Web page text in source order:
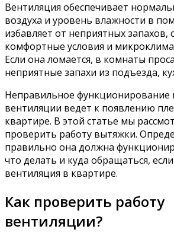
Вентиляция обеспечивает
воздуха и уровень влажности в
избавляет от неприятных запахов,
комфортные условия и
Если она ломается, в комнаты
неприятные запахи из подъезда,
Неправильное функционирование
вентиляции ведет к появлению
квартире. В этой статье мы
проверить работу вытяжки.
правильно она должна
что делать и куда обращаться,
вентиляция в квартире.
Как проверить работу
вентиляции?